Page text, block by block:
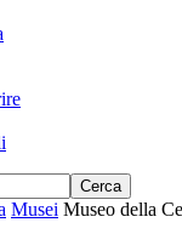
Musei Museo della